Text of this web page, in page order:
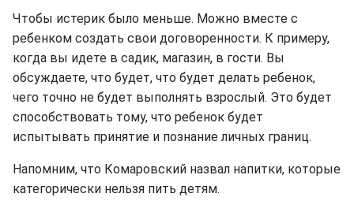
Чтобы истерик было меньше. Можно вместе с
ребенком создать свои договоренности. К примеру,
когда вы идете в садик, магазин, в гости. Вы
обсуждаете, что будет, что будет делать ребенок,
чего точно не будет выполнять взрослый. Это будет
способствовать тому, что ребенок будет
испытывать принятие и познание личных границ.
Напомним, что Комаровский назвал напитки, которые
категорически нельзя пить детям.